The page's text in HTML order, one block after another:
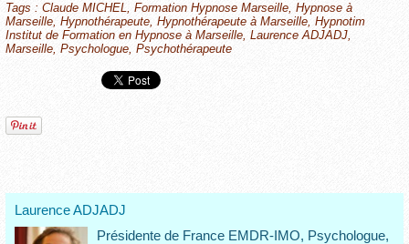
Tags : Claude MICHEL, Formation Hypnose Marseille, Hypnose à
Marseille, Hypnothérapeute, Hypnothérapeute à Marseille, Hypnotim
Institut de Formation en Hypnose à Marseille, Laurence ADJADJ,
Marseille, Psychologue, Psychothérapeute
Laurence ADJADJ
Présidente de France EMDR-IMO, Psychologue,